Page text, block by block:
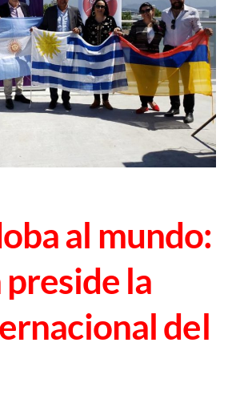
al mundo:
preside la
del